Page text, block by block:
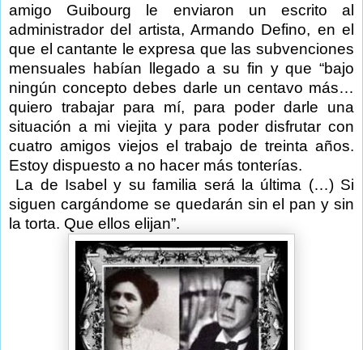
amigo Guibourg le enviaron un escrito al
administrador del artista, Armando Defino, en el
que el cantante le expresa que las subvenciones
mensuales habían llegado a su fin y que “bajo
ningún concepto debes darle un centavo más…
quiero trabajar para mí, para poder darle una
situación a mi viejita y para poder disfrutar con
cuatro amigos viejos el trabajo de treinta años.
Estoy dispuesto a no hacer más tonterías.
La de Isabel y su familia será la última (…) Si
siguen cargándome se quedarán sin el pan y sin
la torta. Que ellos elijan”.